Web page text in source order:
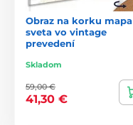
Obraz na korku mapa
sveta vo vintage
prevedení
Skladom
59,00 €
41,30 €